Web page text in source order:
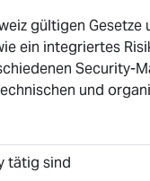
gültigen
ein integriertes
Security-
und
tätig sind